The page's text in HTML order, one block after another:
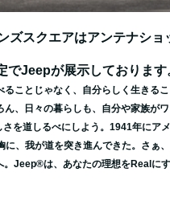
ズスクエアはアンテナショ
でJeepが展示しております
ることじゃなく、自分らしく生きる
ん、日々の暮らしも、自分や家族が
さを道しるべにしよう。1941年にア
、我が道を突き進んできた。さぁ
。Jeep®は、あなたの理想をRealにす